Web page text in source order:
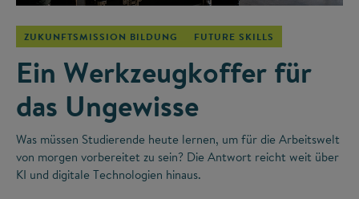
ZUKUNFTSMISSION BILDUNG FUTURE SKILLS
Ein Werkzeugkoffer für
das Ungewisse
Was müssen Studierende heute lernen, um für die Arbeitswelt
von morgen vorbereitet zu sein? Die Antwort reicht weit über
KI und digitale Technologien hinaus.